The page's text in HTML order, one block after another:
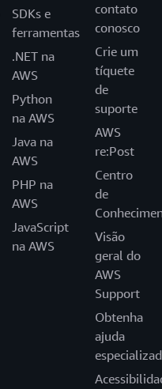
SDKs e
ferramentas
.NET na
AWS
Python
na AWS
Java na
AWS
PHP na
AWS
JavaScript
na AWS
contato
conosco
Crie um
tíquete
de
suporte
AWS
re:Post
Centro
de
Visão
geral do
AWS
Support
Obtenha
ajuda